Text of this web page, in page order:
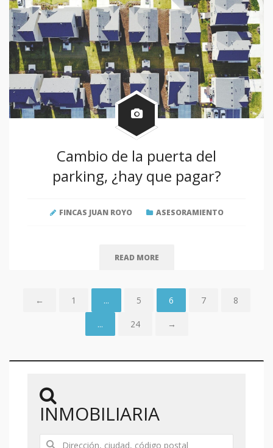
Cambio de la puerta del
parking, ¿hay que pagar?
FINCAS JUAN ROYO ASESORAMIENTO
READ MORE
← 1 ... 5 6 7 8
... 24 →
INMOBILIARIA